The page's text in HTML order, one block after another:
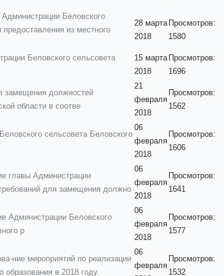
Беловского
из местного
28 марта
2018
Просмотров:
1580
Беловского сельсовета
15 марта
2018
Просмотров:
1696
должностей
области в соотве
21
февраля
2018
Просмотров:
1562
сельсовета Беловского
06
февраля
2018
Просмотров:
1606
главы Администрации
для замещения должно
06
февраля
2018
Просмотров:
1641
Администрации Беловского
р
06
февраля
2018
Просмотров:
1577
ние мероприятий по реализации
в 2018 году.
06
февраля
Просмотров:
1532